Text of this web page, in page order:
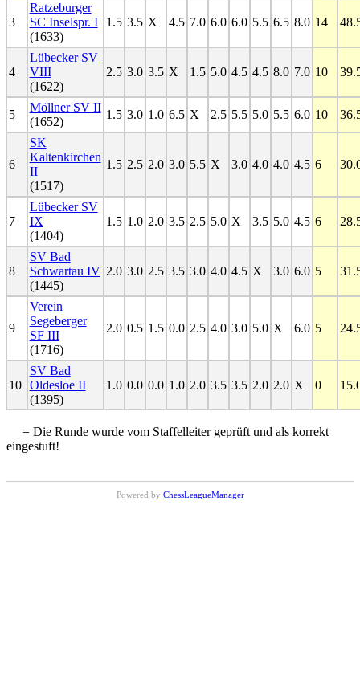
3
Ratzeburger
SC Inselspr. I
(1633)
1.5 3.5 X 4.5 7.0 6.0 6.0 5.5 6.5 8.0 14
4
Lübecker SV
VIII
(1622)
2.5 3.0 3.5 X 1.5 5.0 4.5 4.5 8.0 7.0 10
5
Möllner SV II
(1652)
1.5 3.0 1.0 6.5 X 2.5 5.5 5.0 5.5 6.0 10
6
SK
Kaltenkirchen
II
(1517)
1.5 2.5 2.0 3.0 5.5 X 3.0 4.0 4.0 4.5 6
7
Lübecker SV
IX
(1404)
1.5 1.0 2.0 3.5 2.5 5.0 X 3.5 5.0 4.5 6
8
SV Bad
Schwartau IV
(1445)
2.0 3.0 2.5 3.5 3.0 4.0 4.5 X 3.0 6.0 5
9
Verein
Segeberger
SF III
(1716)
2.0 0.5 1.5 0.0 2.5 4.0 3.0 5.0 X 6.0 5
10
SV Bad
Oldesloe II
(1395)
1.0 0.0 0.0 1.0 2.0 3.5 3.5 2.0 2.0 X 0
= Die Runde wurde vom Staffelleiter geprüft und als korrekt
eingestuft!
Powered by ChessLeagueManager